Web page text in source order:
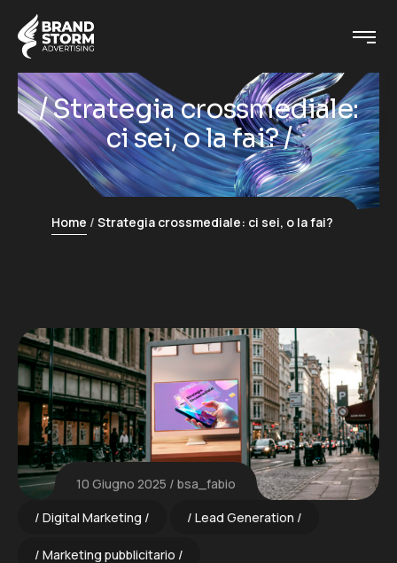
Strategia crossmediale:
ci sei, o la fai?
Home Strategia crossmediale: ci sei, o la fai?
10 Giugno 2025
bsa_fabio
Digital Marketing
Lead Generation
Marketing pubblicitario